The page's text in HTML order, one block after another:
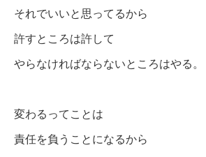
それでいいと思ってるから
許すところは許して
やらなければならないところはやる。
変わるってことは
責任を負うことになるから